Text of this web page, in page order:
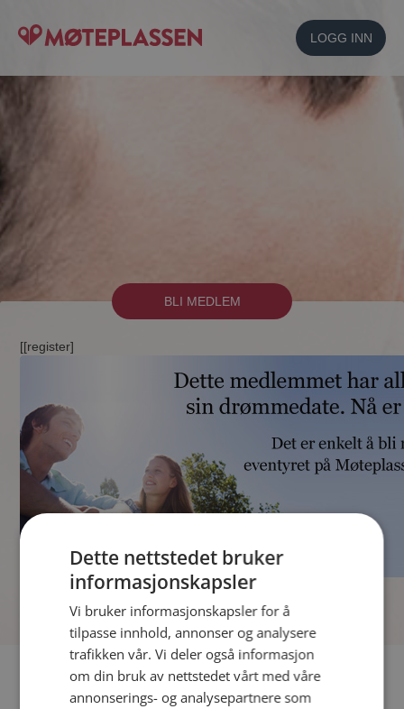
LOGG INN
BLI MEDLEM
[[register]
Fler single
Dette nettstedet bruker
informasjonskapsler
Vi bruker informasjonskapsler for å
tilpasse innhold, annonser og analysere
trafikken vår. Vi deler også informasjon
om din bruk av nettstedet vårt med våre
annonserings- og analysepartnere som